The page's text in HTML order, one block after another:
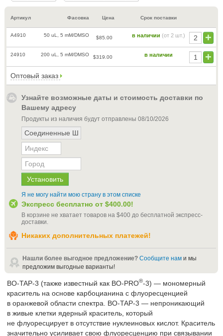
Артикул Фасовка Цена Срок поставки
A4910 50 uL, 5 mM/DMSO $85.00 в наличии (от 2 шт.)
24910 200 uL, 5 mM/DMSO $319.00 в наличии
Оптовый заказ
Узнайте возможные даты и стоимость доставки по
Вашему адресу
Продукты из наличия будут отправлены 08/10/2026
Я не могу найти мою страну в этом списке
Экспресс бесплатно от $400.00!
В корзине не хватает товаров на $400 до бесплатной экспресс-
доставки
Никаких дополнительных платежей!
Нашли более выгодное предложение? Сообщите нам и мы
предложим выгодные варианты!
BO-TAP-3 (также известный как BO-PRO®-3) — мономерный
краситель на основе карбоцианина с флуоресценцией
в оранжевой области спектра. BO-TAP-3 — непроникающий
в живые клетки ядерный краситель, который
не флуоресцирует в отсутствие нуклеиновых кислот. Краситель
значительно усиливает свою флуоресценцию при связывании